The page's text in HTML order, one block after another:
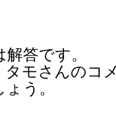
答です。
タモさんのコ
う。